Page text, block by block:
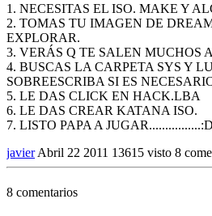
1. NECESITAS EL ISO. MAKE Y
2. TOMAS TU IMAGEN DE
EXPLORAR.
3. VERÁS Q TE SALEN MUCHOS
4. BUSCAS LA CARPETA SYS Y
SOBREESCRIBA SI ES
5. LE DAS CLICK EN HACK.LBA
6. LE DAS CREAR KATANA ISO.
7. LISTO PAPA A JUGAR................:D
javier Abril 22 2011 13615 visto 8
8 comentarios